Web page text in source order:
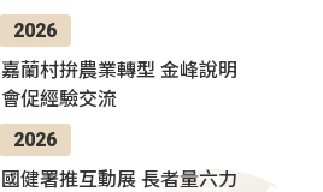
2026
嘉蘭村拚農業轉型 金峰說明
會促經驗交流
2026
國健署推互動展 長者量六力